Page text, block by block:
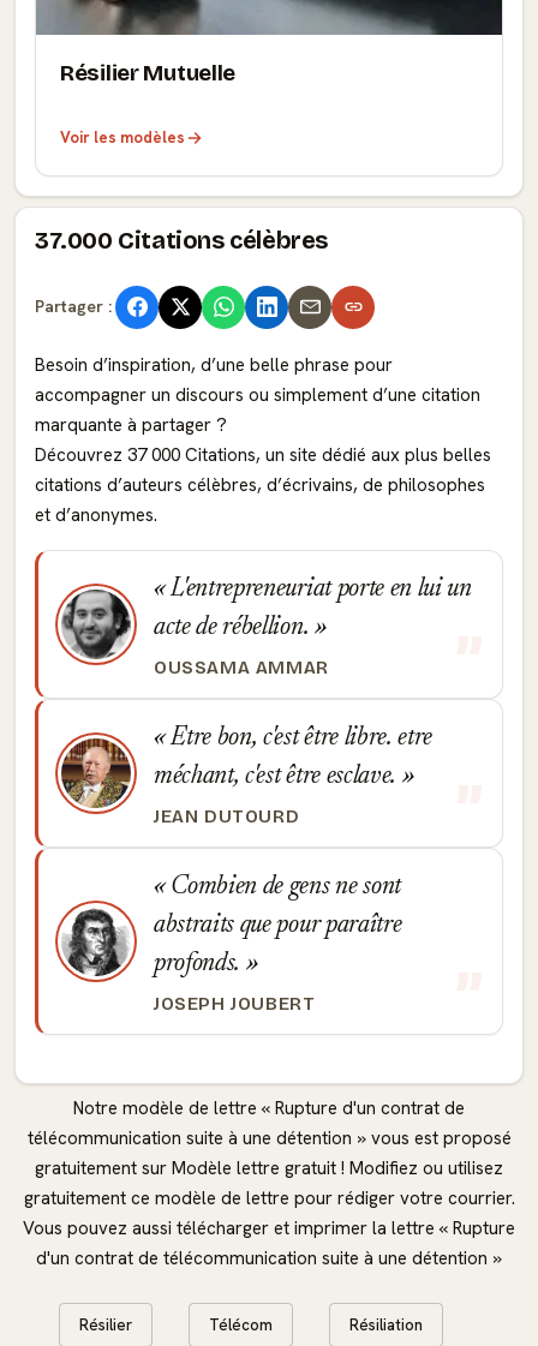
Résilier Mutuelle
Voir les modèles
37.000 Citations célèbres
Partager :
Besoin d’inspiration, d’une belle phrase pour
accompagner un discours ou simplement d’une citation
marquante à partager ?
Découvrez 37 000 Citations, un site dédié aux plus belles
citations d’auteurs célèbres, d’écrivains, de philosophes
et d’anonymes.
L'entrepreneuriat porte en lui un
acte de rébellion.
OUSSAMA AMMAR
Etre bon, c'est être libre. etre
méchant, c'est être esclave.
JEAN DUTOURD
Combien de gens ne sont
abstraits que pour paraître
profonds.
JOSEPH JOUBERT
Notre modèle de lettre « Rupture d'un contrat de
télécommunication suite à une détention » vous est proposé
gratuitement sur Modèle lettre gratuit ! Modifiez ou utilisez
gratuitement ce modèle de lettre pour rédiger votre courrier.
Vous pouvez aussi télécharger et imprimer la lettre « Rupture
d'un contrat de télécommunication suite à une détention »
Résilier Télécom Résiliation